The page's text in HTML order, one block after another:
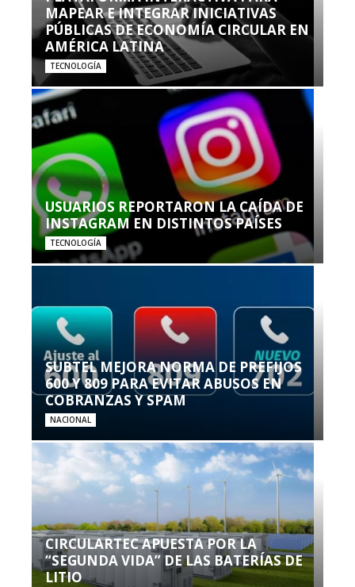
MAPEAR E INTEGRAR INICIATIVAS
PÚBLICAS DE ECONOMÍA CIRCULAR EN
AMÉRICA LATINA
TECNOLOGÍA
USUARIOS REPORTARON LA CAÍDA DE
INSTAGRAM EN DISTINTOS PAÍSES
TECNOLOGÍA
SUBTEL MEJORA NORMA DE PREFIJOS
600 Y 809 PARA EVITAR ABUSOS EN
COBRANZAS Y SPAM
NACIONAL
CIRCULARTEC APUESTA POR LA
“SEGUNDA VIDA” DE LAS BATERÍAS DE
LITIO